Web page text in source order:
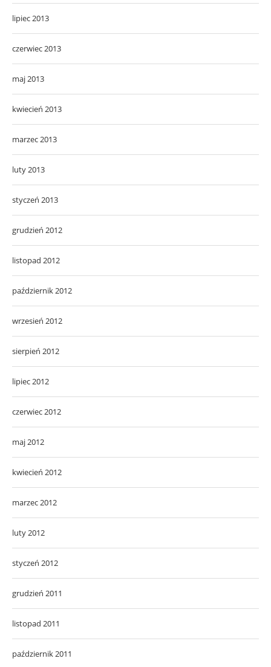
lipiec 2013
czerwiec 2013
maj 2013
kwiecień 2013
marzec 2013
luty 2013
styczeń 2013
grudzień 2012
listopad 2012
październik 2012
wrzesień 2012
sierpień 2012
lipiec 2012
czerwiec 2012
maj 2012
kwiecień 2012
marzec 2012
luty 2012
styczeń 2012
grudzień 2011
listopad 2011
październik 2011